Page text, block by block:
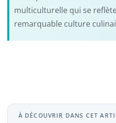
multiculturelle qui se
remarquable culture
À DÉCOUVRIR DANS CET